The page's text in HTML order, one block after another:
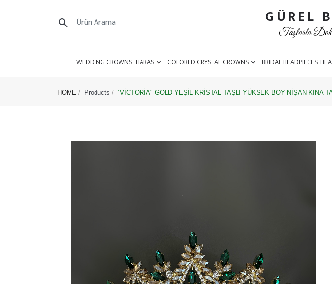
GÜREL
Taşlarla
WEDDING CROWNS-TIARAS COLORED CRYSTAL CROWNS BRIDAL HEADPIECES-
HOME Products "VİCTORİA" GOLD-YEŞİL KRİSTAL TAŞLI YÜKSEK BOY NİŞAN KINA